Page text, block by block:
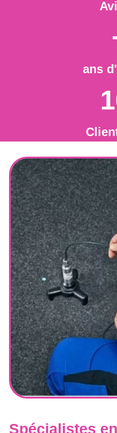
ans
Spécialistes